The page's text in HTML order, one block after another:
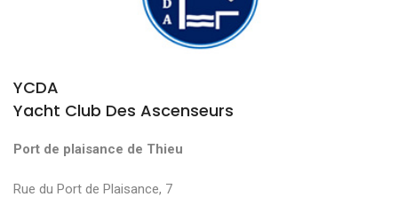
YCDA
Yacht Club Des Ascenseurs
Port de plaisance de Thieu
Rue du Port de Plaisance, 7